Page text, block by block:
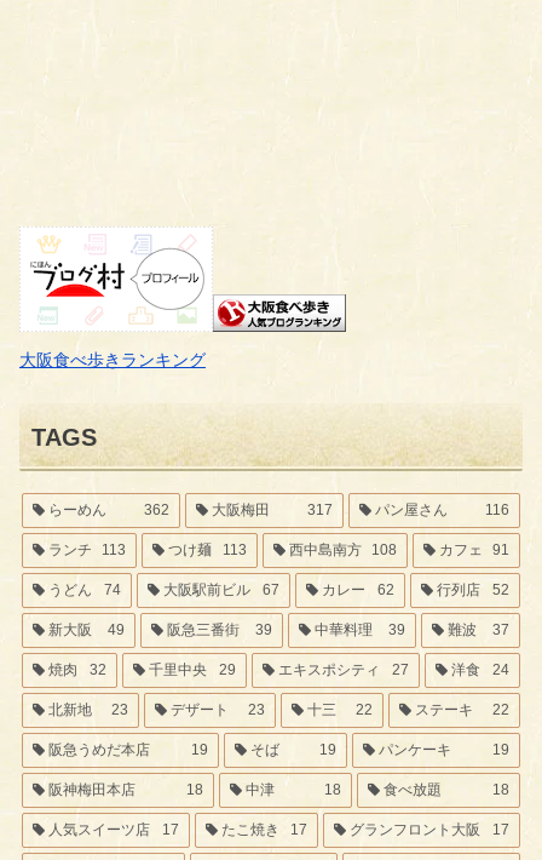
大阪食べ歩きランキング
TAGS
らーめん 362 大阪梅田 317 パン屋さん 116
ランチ 113 つけ麺 113 西中島南方 108 カフェ 91
うどん 74 大阪駅前ビル 67 カレー 62 行列店 52
新大阪 49 阪急三番街 39 中華料理 39 難波 37
焼肉 32 千里中央 29 エキスポシティ 27 洋食 24
北新地 23 デザート 23 十三 22 ステーキ 22
阪急うめだ本店 19 そば 19 パンケーキ 19
阪神梅田本店 18 中津 18 食べ放題 18
人気スイーツ店 17 たこ焼き 17 グランフロント大阪 17